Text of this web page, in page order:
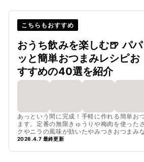
こちらもおすすめ
おうち飲みを楽しむ🍺 パパ
ッと簡単おつまみレシピお
すすめの40選を紹介
あっという間に完成！手軽に作れる簡単お
ます。定番の無限きゅうりや梅肉を使った
クやニラの風味が効いたやみつきおつまみ
気レシピを集めました。さっぱりおつまみ
2026.4.7 最終更新